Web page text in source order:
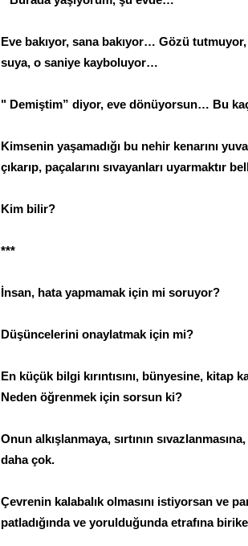
Eve bakıyor, sana bakıyor… Gözü
suya, o saniye kayboluyor…
" Demiştim” diyor, eve dönüyorsun… Bu
Kimsenin yaşamadığı bu nehir kenarını
çıkarıp, paçalarını sıvayanları uyarmaktır
Kim bilir?
***
İnsan, hata yapmamak için mi soruyor?
Düşüncelerini onaylatmak için mi?
En küçük bilgi kırıntısını, bünyesine,
Neden öğrenmek için sorsun ki?
Onun alkışlanmaya, sırtının
daha çok.
Çevrenin kalabalık olmasını istiyorsan ve
patladığında ve yorulduğunda etrafına